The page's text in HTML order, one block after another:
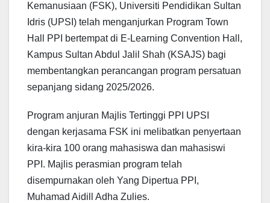
Kemanusiaan (FSK), Universiti Pendidikan Sultan
Idris (UPSI) telah menganjurkan Program Town
Hall PPI bertempat di E-Learning Convention Hall,
Kampus Sultan Abdul Jalil Shah (KSAJS) bagi
membentangkan perancangan program persatuan
sepanjang sidang 2025/2026.
Program anjuran Majlis Tertinggi PPI UPSI
dengan kerjasama FSK ini melibatkan penyertaan
kira-kira 100 orang mahasiswa dan mahasiswi
PPI. Majlis perasmian program telah
disempurnakan oleh Yang Dipertua PPI,
Muhamad Aidill Adha Zulies.